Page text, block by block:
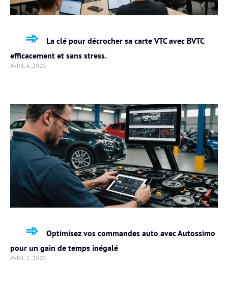
La clé pour décrocher sa carte VTC avec BVTC
efficacement et sans stress.
AVRIL 4, 2025
Optimisez vos commandes auto avec Autossimo
pour un gain de temps inégalé
AVRIL 2, 2025